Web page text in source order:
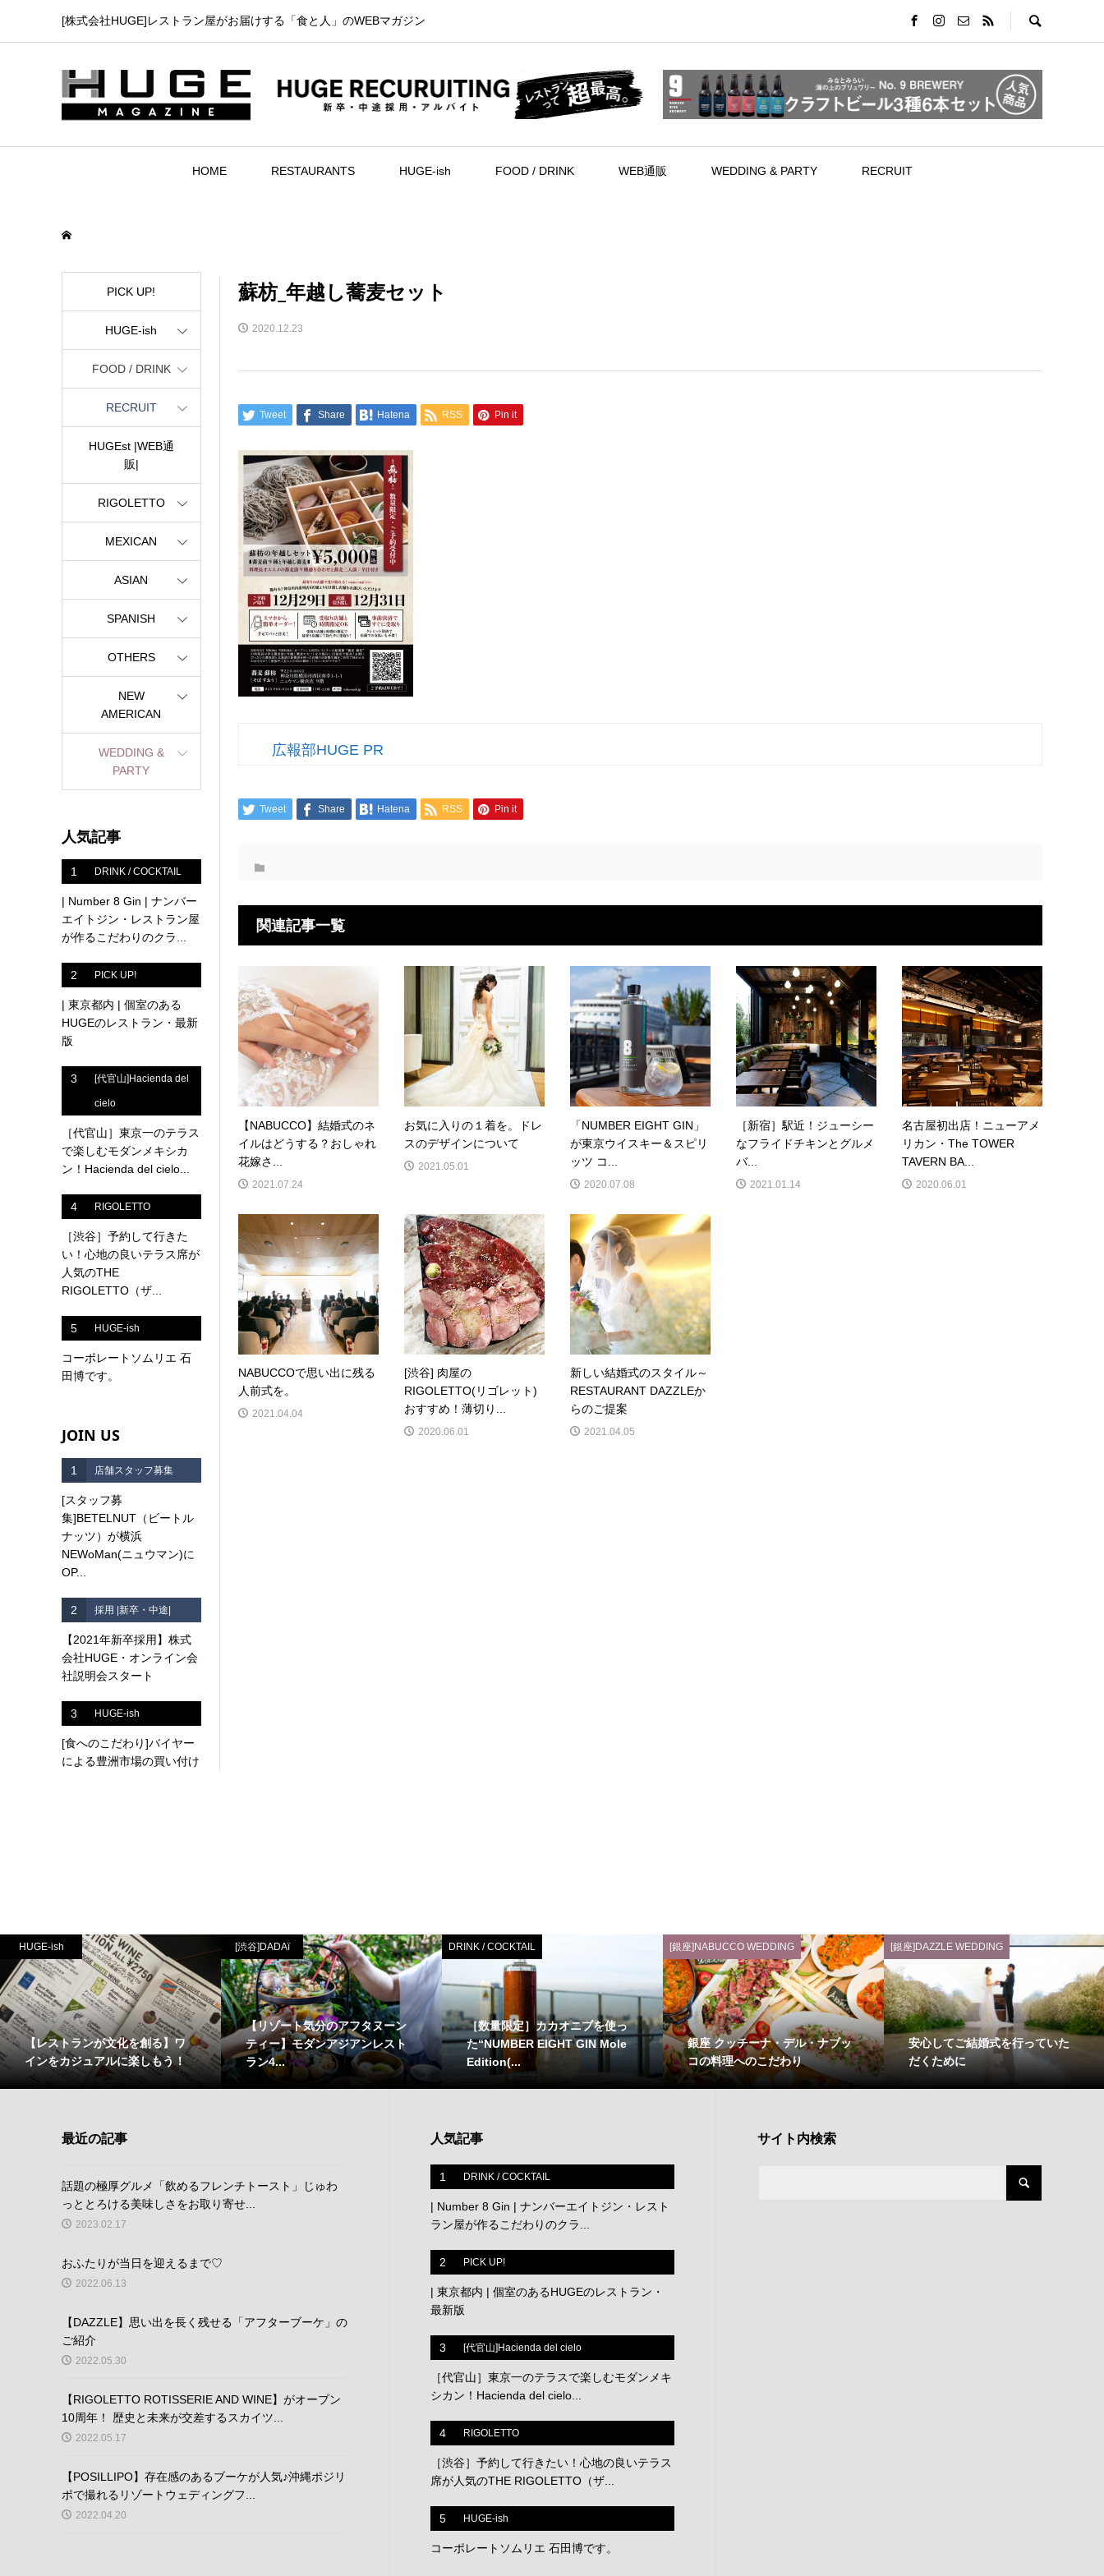
[株式会社HUGE]レストラン屋がお届けする「食と人」のWEBマガジン
HOME RESTAURANTS HUGE-ish FOOD / DRINK WEB通販 WEDDING & PARTY RECRUIT
蘇枋_年越し蕎麦セット
2020.12.23
Tweet Share Hatena RSS Pin it
広報部HUGE PR
Tweet Share Hatena RSS Pin it
関連記事一覧
【NABUCCO】結婚式のネ
イルはどうする？おしゃれ
花嫁さ...
2021.07.24
お気に入りの１着を。ドレ
スのデザインについて
2021.05.01
「NUMBER EIGHT GIN」
が東京ウイスキー＆スピリ
ッツ コ...
2020.07.08
［新宿］駅近！ジューシー
なフライドチキンとグルメ
バ...
2021.01.14
名古屋初出店！ニューアメ
リカン・The TOWER
TAVERN BA...
2020.06.01
NABUCCOで思い出に残る
人前式を。
2021.04.04
[渋谷] 肉屋の
RIGOLETTO(リゴレット)
おすすめ！薄切り...
2020.06.01
新しい結婚式のスタイル～
RESTAURANT DAZZLEか
らのご提案
2021.04.05
PICK UP!
HUGE-ish
FOOD / DRINK
RECRUIT
HUGEst |WEB通
販|
RIGOLETTO
MEXICAN
ASIAN
SPANISH
OTHERS
NEW
AMERICAN
WEDDING &
PARTY
人気記事
1 DRINK / COCKTAIL
| Number 8 Gin | ナンバー
エイトジン・レストラン屋
が作るこだわりのクラ...
2 PICK UP!
| 東京都内 | 個室のある
HUGEのレストラン・最新
版
3 [代官山]Hacienda del
cielo
［代官山］東京一のテラス
で楽しむモダンメキシカ
ン！Hacienda del cielo...
4 RIGOLETTO
［渋谷］予約して行きた
い！心地の良いテラス席が
人気のTHE
RIGOLETTO（ザ...
5 HUGE-ish
コーポレートソムリエ 石
田博です。
JOIN US
1 店舗スタッフ募集
[スタッフ募
集]BETELNUT（ビートル
ナッツ）が横浜
NEWoMan(ニュウマン)に
OP...
2 採用 |新卒・中途|
【2021年新卒採用】株式
会社HUGE・オンライン会
社説明会スタート
3 HUGE-ish
[食へのこだわり]バイヤー
による豊洲市場の買い付け
HUGE-ish
【レストランが文化を創る】ワ
インをカジュアルに楽しもう！
[渋谷]DADAï
【リゾート気分のアフタヌーン
ティー】モダンアジアンレスト
ラン4...
DRINK / COCKTAIL
［数量限定］カカオニブを使っ
た“NUMBER EIGHT GIN Mole
Edition(...
[銀座]NABUCCO WEDDING
銀座 クッチーナ・デル・ナブッ
コの料理へのこだわり
[銀座]DAZZLE WEDDING
安心してご結婚式を行っていた
だくために
最近の記事
話題の極厚グルメ「飲めるフレンチトースト」じゅわ
っととろける美味しさをお取り寄せ...
2023.02.17
おふたりが当日を迎えるまで♡
2022.06.13
【DAZZLE】思い出を長く残せる「アフターブーケ」の
ご紹介
2022.05.30
【RIGOLETTO ROTISSERIE AND WINE】がオープン
10周年！ 歴史と未来が交差するスカイツ...
2022.05.17
【POSILLIPO】存在感のあるブーケが人気♪沖縄ポジリ
ポで撮れるリゾートウェディングフ...
2022.04.20
人気記事
1 DRINK / COCKTAIL
| Number 8 Gin | ナンバーエイトジン・レスト
ラン屋が作るこだわりのクラ...
2 PICK UP!
| 東京都内 | 個室のあるHUGEのレストラン・
最新版
3 [代官山]Hacienda del cielo
［代官山］東京一のテラスで楽しむモダンメキ
シカン！Hacienda del cielo...
4 RIGOLETTO
［渋谷］予約して行きたい！心地の良いテラス
席が人気のTHE RIGOLETTO（ザ...
5 HUGE-ish
コーポレートソムリエ 石田博です。
サイト内検索